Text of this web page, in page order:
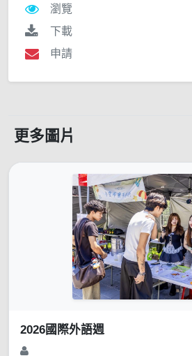
瀏覽
下載
申請
更多圖片
2026國際外語週